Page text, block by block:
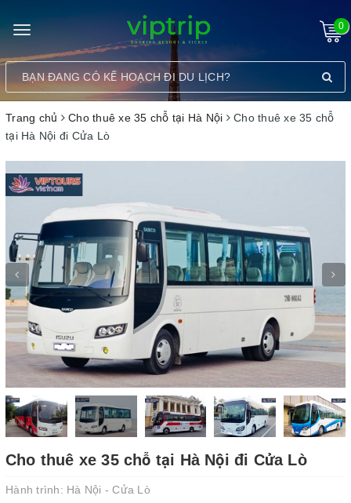
Toggle
navigation
0
Trang chủ Cho thuê xe 35 chỗ tại Hà Nội
Cho thuê xe 35 chỗ
tại Hà Nội đi Cửa Lò
Cho thuê xe 35 chỗ tại Hà Nội đi Cửa Lò
Hành trình: Hà Nội - Cửa Lò